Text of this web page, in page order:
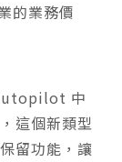
的業務價
中
這個新類型
留功能，讓